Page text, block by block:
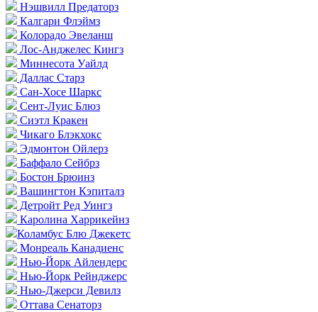
Нэшвилл Предаторз
Калгари Флэймз
Колорадо Эвеланш
Лос-Анджелес Кингз
Миннесота Уайлд
Даллас Старз
Сан-Хосе Шаркс
Сент-Луис Блюз
Сиэтл Кракен
Чикаго Блэкхокс
Эдмонтон Ойлерз
Баффало Сейбрз
Бостон Брюинз
Вашингтон Кэпиталз
Детройт Ред Уингз
Каролина Харрикейнз
Коламбус Блю Джекетс
Монреаль Канадиенс
Нью-Йорк Айлендерс
Нью-Йорк Рейнджерс
Нью-Джерси Девилз
Оттава Сенаторз